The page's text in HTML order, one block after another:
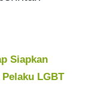
Siapkan
LGBT